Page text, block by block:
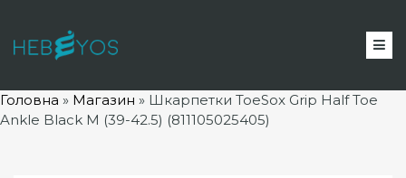
Головна » Магазин » Шкарпетки ToeSox Grip Half Toe
Ankle Black M (39-42.5) (811105025405)